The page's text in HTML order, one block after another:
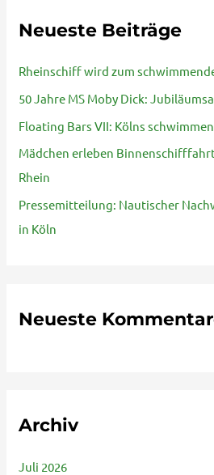
e
n
a
c
h
:
Neueste Beiträge
Rheinschiff wird zum
50 Jahre MS Moby Dick:
Floating Bars VII: Kölns
Mädchen erleben
Rhein
Pressemitteilung: Nautischer
in Köln
Neueste
Archiv
Juli 2026